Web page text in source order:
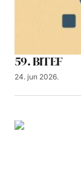
59. BITEF
24. jun 2026.